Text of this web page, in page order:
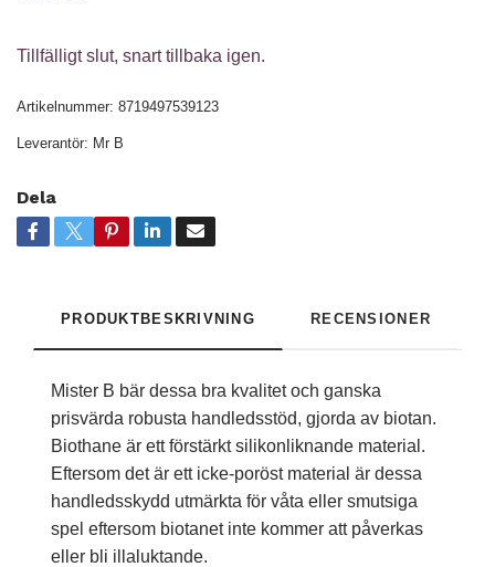
Tillfälligt slut, snart tillbaka igen.
Artikelnummer: 8719497539123
Leverantör: Mr B
Dela
PRODUKTBESKRIVNING RECENSIONER
Mister B bär dessa bra kvalitet och ganska
prisvärda robusta handledsstöd, gjorda av biotan.
Biothane är ett förstärkt silikonliknande material.
Eftersom det är ett icke-poröst material är dessa
handledsskydd utmärkta för våta eller smutsiga
spel eftersom biotanet inte kommer att påverkas
eller bli illaluktande.